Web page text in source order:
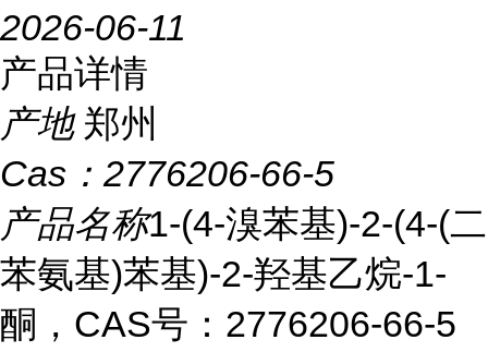
2026-06-11
产品详情
产地 郑州
Cas： 2776206-66-5
产品名称1-(4-溴苯基)-2-(4-(二
苯氨基)苯基)-2-羟基乙烷-1-
酮，CAS号：2776206-66-5